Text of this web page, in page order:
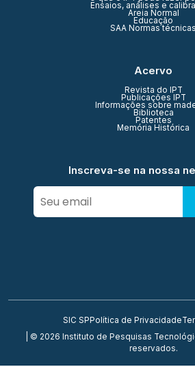
Ensaios, análises e
Areia Normal
Educação
SAA Normas técnicas
Acervo
Revista do IPT
Publicações IPT
Informações sobre
Biblioteca
Patentes
Memória Histórica
Inscreva-se na nossa
SIC SP Política de Privacidade
| © 2026 Instituto de Pesquisas
reservados.